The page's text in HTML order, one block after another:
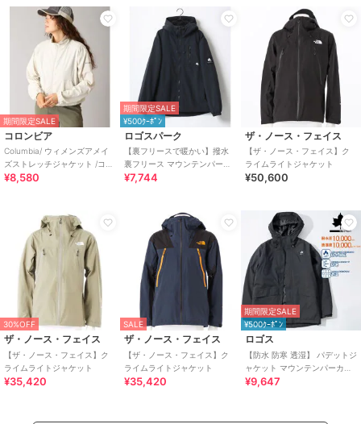
期間限定SALE
コロンビア
Columbia/ ウィメンズアメイ
ズストレッチジャケット /コロ
ンビア
¥8,580
期間限定SALE
¥500ｸｰﾎﾟﾝ
ロゴスパーク
【裏フリースで暖かい】撥水
裏フリース マウンテンパーカ
ー ジャンパー メンズ レディー
¥7,744
ザ・ノース・フェイス
【ザ・ノース・フェイス】ク
ライムライトジャケット
¥50,600
30%OFF
ザ・ノース・フェイス
【ザ・ノース・フェイス】ク
ライムライトジャケット
¥35,420
SALE
ザ・ノース・フェイス
【ザ・ノース・フェイス】ク
ライムライトジャケット
¥35,420
期間限定SALE
¥500ｸｰﾎﾟﾝ
ロゴス
【防水 防寒 透湿】 パデットジ
ャケット マウンテンパーカー
フーディー メンズ レディース
¥9,647